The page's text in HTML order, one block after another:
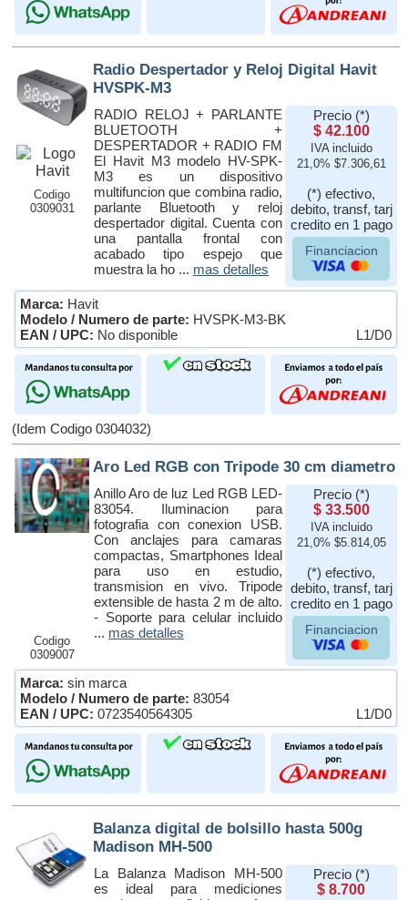
Codigo
0309031
Radio Despertador y Reloj Digital Havit
HVSPK-M3
RADIO RELOJ + PARLANTE
BLUETOOTH +
DESPERTADOR + RADIO FM
El Havit M3 modelo HV-SPK-
M3 es un dispositivo
multifuncion que combina radio,
parlante Bluetooth y reloj
despertador digital. Cuenta con
una pantalla frontal con
acabado tipo espejo que
muestra la ho ... mas detalles
Precio (*)
$ 42.100
IVA incluido
21,0% $7.306,61
(*) efectivo,
debito, transf, tarj
credito en 1 pago
Financiacion
Marca: Havit
Modelo / Numero de parte: HVSPK-M3-BK
EAN / UPC: No disponible L1/D0
(Idem Codigo 0304032)
Codigo
0309007
Aro Led RGB con Tripode 30 cm diametro
Anillo Aro de luz Led RGB LED-
83054. Iluminacion para
fotografia con conexion USB.
Con anclajes para camaras
compactas, Smartphones Ideal
para uso en estudio,
transmision en vivo. Tripode
extensible de hasta 2 m de alto.
- Soporte para celular incluido
... mas detalles
Precio (*)
$ 33.500
IVA incluido
21,0% $5.814,05
(*) efectivo,
debito, transf, tarj
credito en 1 pago
Financiacion
Marca: sin marca
Modelo / Numero de parte: 83054
EAN / UPC: 0723540564305 L1/D0
Balanza digital de bolsillo hasta 500g
Madison MH-500
La Balanza Madison MH-500
es ideal para mediciones
Precio (*)
$ 8.700